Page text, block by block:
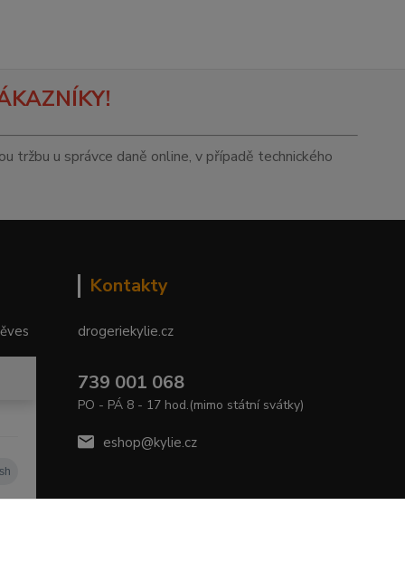
tržbu u správce daně online, v případě technického
Kontakty
drogeriekylie.cz
739 001 068
PO - PÁ 8 - 17 hod.(mimo státní svátky)
eshop@kylie.cz